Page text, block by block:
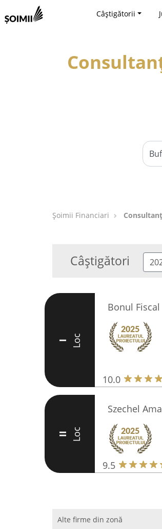
Câștigătorii
Șoimii Financiari
Câștigători
I Loc
Bonul Fiscal
10.0
II Loc
Szechel
9.5
Alte firme din zonă